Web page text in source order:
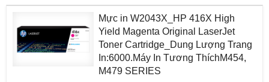
Mực in W2043X_HP 416X High
Yield Magenta Original LaserJet
Toner Cartridge_Dung Lượng Trang
In:6000.Máy In Tương ThíchM454,
M479 SERIES